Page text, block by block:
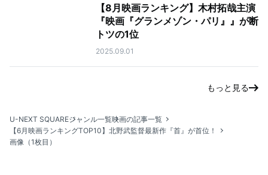
【8月映画ランキング】木村拓哉主演
『映画『グランメゾン・パリ』』が断
トツの1位
2025.09.01
もっと見る
U-NEXT SQUAREジャンル一覧映画の記事一覧
【6月映画ランキングTOP10】北野武監督最新作『首』が首位！
画像（1枚目）